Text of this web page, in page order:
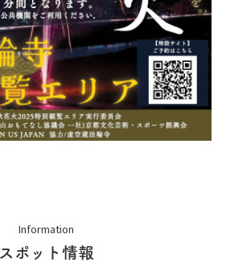
Information
スポット情報